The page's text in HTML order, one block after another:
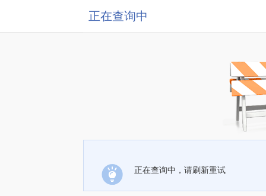
正在查询中
正在查询中，请刷新重试